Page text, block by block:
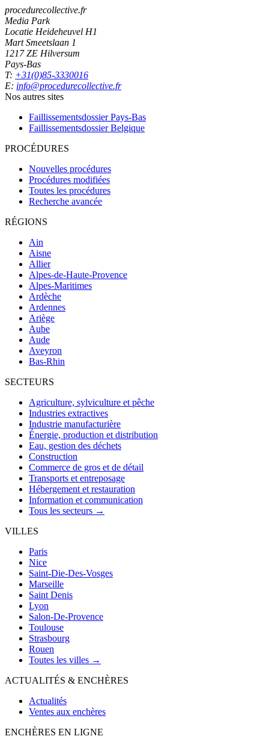
procedurecollective.fr
Media Park
Locatie Heideheuvel H1
Mart Smeetslaan 1
1217 ZE Hilversum
Pays-Bas
T: +31(0)85-3330016
E: info@procedurecollective.fr
Nos autres sites
Faillissementsdossier Pays-Bas
Faillissementsdossier Belgique
PROCÉDURES
Nouvelles procédures
Procédures modifiées
Toutes les procédures
Recherche avancée
RÉGIONS
Ain
Aisne
Allier
Alpes-de-Haute-Provence
Alpes-Maritimes
Ardèche
Ardennes
Ariège
Aube
Aude
Aveyron
Bas-Rhin
SECTEURS
Agriculture, sylviculture et pêche
Industries extractives
Industrie manufacturière
Énergie, production et distribution
Eau, gestion des déchets
Construction
Commerce de gros et de détail
Transports et entreposage
Hébergement et restauration
Information et communication
Tous les secteurs →
VILLES
Paris
Nice
Saint-Die-Des-Vosges
Marseille
Saint Denis
Lyon
Salon-De-Provence
Toulouse
Strasbourg
Rouen
Toutes les villes →
ACTUALITÉS & ENCHÈRES
Actualités
Ventes aux enchères
ENCHÈRES EN LIGNE